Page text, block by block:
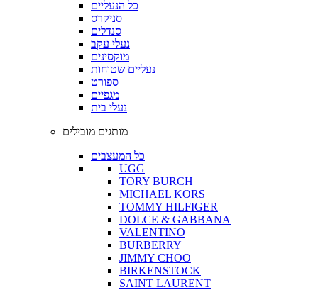
כל הנעליים
סניקרס
סנדלים
נעלי עקב
מוקסינים
נעליים שטוחות
ספורט
מגפיים
נעלי בית
מותגים מובילים
כל המעצבים
UGG
TORY BURCH
MICHAEL KORS
TOMMY HILFIGER
DOLCE & GABBANA
VALENTINO
BURBERRY
JIMMY CHOO
BIRKENSTOCK
SAINT LAURENT